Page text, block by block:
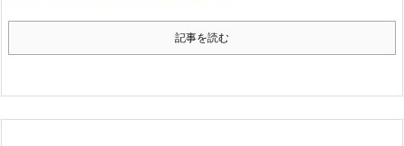
記事を読む